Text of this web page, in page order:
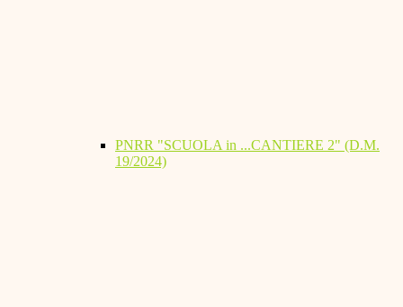
PNRR "SCUOLA in ...CANTIERE 2" (D.M.
19/2024)